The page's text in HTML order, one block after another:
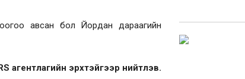
авсан бол Йордан дараагийн
агентлагийн эрхтэйгээр нийтлэв.